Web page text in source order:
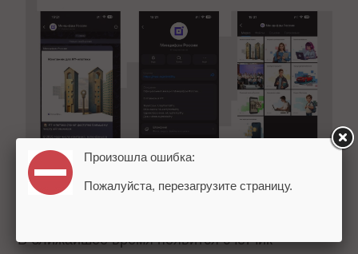
В ближайшее время появится счетчик
Произошла ошибка:
Пожалуйста, перезагрузите страницу.